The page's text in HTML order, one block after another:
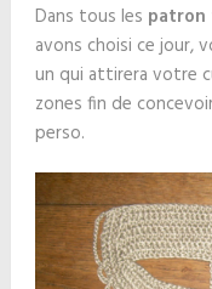
Dans tous les
avons choisi ce jour,
un qui attirera votre
zones fin de
perso.